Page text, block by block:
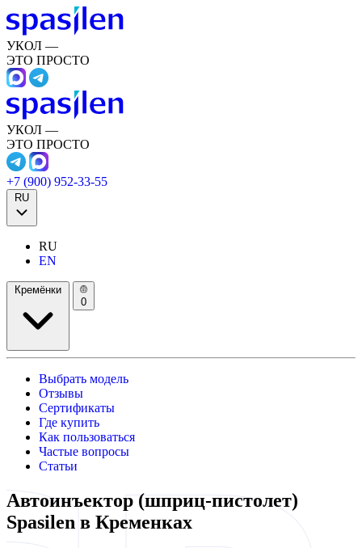
УКОЛ —
ЭТО ПРОСТО
УКОЛ —
ЭТО ПРОСТО
+7 (900) 952-33-55
RU
RU
EN
Кремёнки
0
Выбрать модель
Отзывы
Сертификаты
Где купить
Как пользоваться
Частые вопросы
Статьи
Автоинъектор (шприц-пистолет)
Spasilen в Кременках